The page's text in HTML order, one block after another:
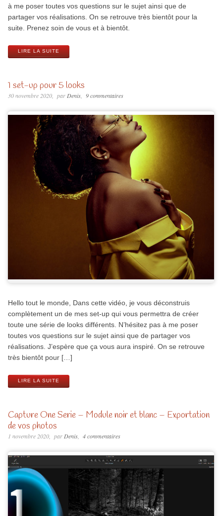
à me poser toutes vos questions sur le sujet ainsi que de
partager vos réalisations. On se retrouve très bientôt pour la
suite. Prenez soin de vous et à bientôt.
LIRE LA SUITE
1 set-up pour 5 looks
30 novembre 2020 par Denis 9 commentaires
Hello tout le monde, Dans cette vidéo, je vous déconstruis
complètement un de mes set-up qui vous permettra de créer
toute une série de looks différents. N’hésitez pas à me poser
toutes vos questions sur le sujet ainsi que de partager vos
réalisations. J’espère que ça vous aura inspiré. On se retrouve
très bientôt pour […]
LIRE LA SUITE
Capture One Serie – Module noir et blanc – Exportation
de vos photos
1 novembre 2020 par Denis 4 commentaires